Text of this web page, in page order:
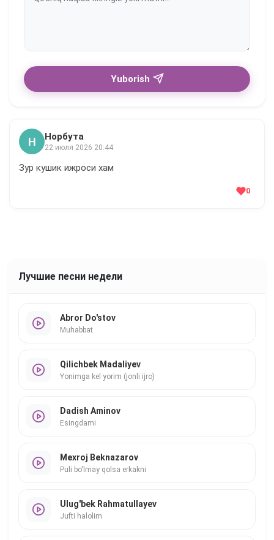
Yuborish
Н Норбута
22 июля 2026 20:44
Зур кушик ижроси хам
0
Лучшие песни недели
Abror Do'stov
Muhabbat
Qilichbek Madaliyev
Yonimga kel yorim (jonli ijro)
Dadish Aminov
Esingdami
Mexroj Beknazarov
Puli bo'lmay qolsa erkakni
Ulug'bek Rahmatullayev
Jufti halolim